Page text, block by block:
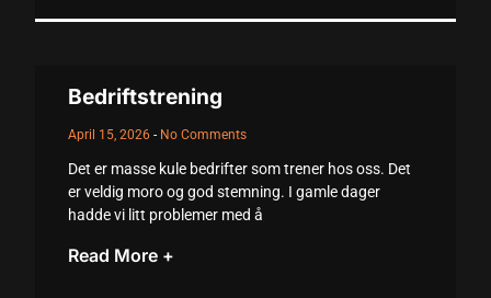
Bedriftstrening
April 15, 2026 No Comments
Det er masse kule bedrifter som trener hos oss. Det
er veldig moro og god stemning. I gamle dager
hadde vi litt problemer med å
Read More +